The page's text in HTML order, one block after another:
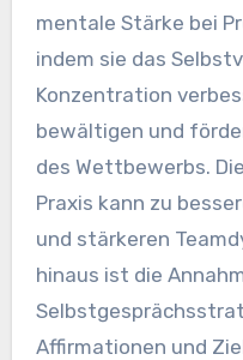
mentale Stärke bei
indem sie das
Konzentration
bewältigen und
des Wettbewerbs.
Praxis kann zu
und stärkeren
hinaus ist die
Affirmationen und